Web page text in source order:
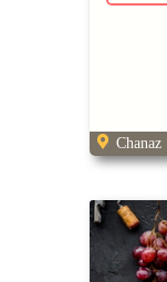
Chanaz